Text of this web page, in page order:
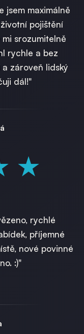
jsem maximálně
pojištění
srozumitelně
rychle a bez
zároveň lidský
dál!"
rychlé
příjemné
nové povinné
:)"